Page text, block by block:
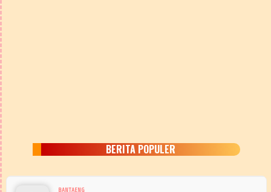
BERITA POPULER
BANTAENG